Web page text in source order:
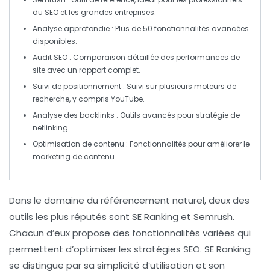
du SEO et les grandes entreprises.
Analyse approfondie : Plus de 50 fonctionnalités avancées
disponibles.
Audit SEO : Comparaison détaillée des performances de
site avec un rapport complet.
Suivi de positionnement : Suivi sur plusieurs moteurs de
recherche, y compris YouTube.
Analyse des backlinks : Outils avancés pour stratégie de
netlinking.
Optimisation de contenu : Fonctionnalités pour améliorer le
marketing de contenu.
Dans le domaine du référencement naturel, deux des
outils les plus réputés sont SE Ranking et Semrush.
Chacun d’eux propose des fonctionnalités variées qui
permettent d’optimiser les stratégies SEO. SE Ranking
se distingue par sa simplicité d’utilisation et son